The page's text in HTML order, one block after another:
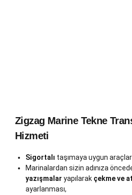
Zigzag Marine Tekne
Hizmeti
Sigortalı taşımaya uygun
Marinalardan sizin adınıza
yazışmalar yapılarak çekme ve
ayarlanması,